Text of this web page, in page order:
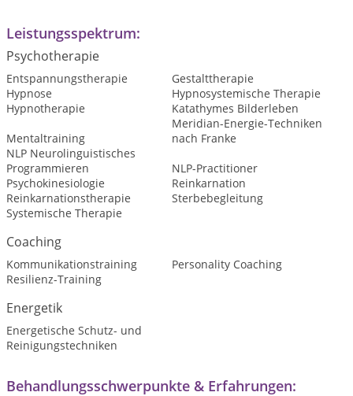
Leistungsspektrum:
Psychotherapie
Entspannungstherapie
Gestalttherapie
Hypnose
Hypnosystemische Therapie
Hypnotherapie
Katathymes Bilderleben
Mentaltraining
Meridian-Energie-Techniken
nach Franke
NLP Neurolinguistisches
Programmieren
NLP-Practitioner
Psychokinesiologie
Reinkarnation
Reinkarnationstherapie
Sterbebegleitung
Systemische Therapie
Coaching
Kommunikationstraining
Personality Coaching
Resilienz-Training
Energetik
Energetische Schutz- und
Reinigungstechniken
Behandlungsschwerpunkte & Erfahrungen: